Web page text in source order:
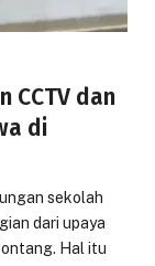
CCTV dan
di
sekolah
dari upaya
Hal itu